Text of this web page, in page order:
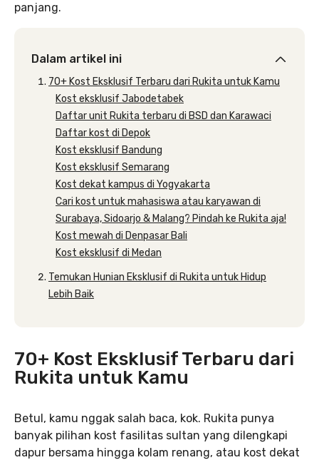
panjang.
Dalam artikel ini
70+ Kost Eksklusif Terbaru dari Rukita untuk Kamu
Kost eksklusif Jabodetabek
Daftar unit Rukita terbaru di BSD dan Karawaci
Daftar kost di Depok
Kost eksklusif Bandung
Kost eksklusif Semarang
Kost dekat kampus di Yogyakarta
Cari kost untuk mahasiswa atau karyawan di
Surabaya, Sidoarjo & Malang? Pindah ke Rukita aja!
Kost mewah di Denpasar Bali
Kost eksklusif di Medan
Temukan Hunian Eksklusif di Rukita untuk Hidup
Lebih Baik
70+ Kost Eksklusif Terbaru dari
Rukita untuk Kamu
Betul, kamu nggak salah baca, kok. Rukita punya
banyak pilihan kost fasilitas sultan yang dilengkapi
dapur bersama hingga kolam renang, atau kost dekat